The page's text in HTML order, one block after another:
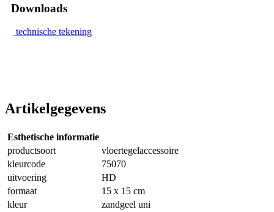
Downloads
technische tekening
Artikelgegevens
Esthetische informatie
productsoort
vloertegelaccessoire
kleurcode
75070
uitvoering
HD
formaat
15 x 15 cm
kleur
zandgeel uni